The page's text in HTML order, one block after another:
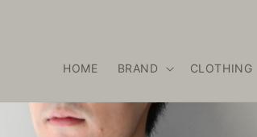
HOME BRAND CLOTHING